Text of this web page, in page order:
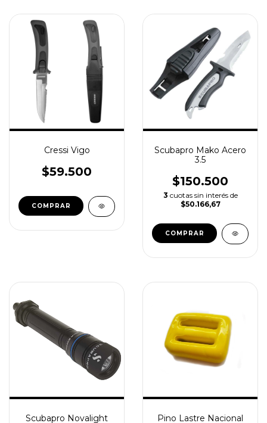
Cressi Vigo
$59.500
COMPRAR
Scubapro Mako Acero
3.5
$150.500
3 cuotas sin interés de
$50.166,67
COMPRAR
Scubapro Novalight
Pino Lastre Nacional